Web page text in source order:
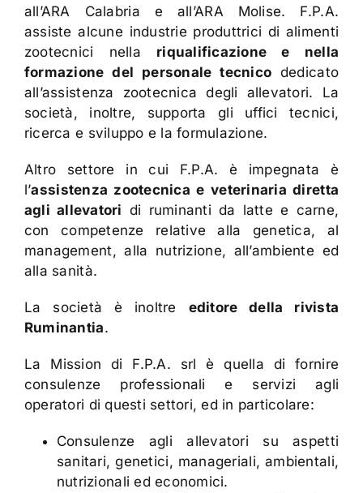
all’ARA Calabria e all’ARA Molise. F.P.A.
assiste alcune industrie produttrici di alimenti
zootecnici nella riqualificazione e nella
formazione del personale tecnico dedicato
all’assistenza zootecnica degli allevatori. La
società, inoltre, supporta gli uffici tecnici,
ricerca e sviluppo e la formulazione.
Altro settore in cui F.P.A. è impegnata è
l’assistenza zootecnica e veterinaria diretta
agli allevatori di ruminanti da latte e carne,
con competenze relative alla genetica, al
management, alla nutrizione, all’ambiente ed
alla sanità.
La società è inoltre editore della rivista
Ruminantia.
La Mission di F.P.A. srl è quella di fornire
consulenze professionali e servizi agli
operatori di questi settori, ed in particolare:
Consulenze agli allevatori su aspetti
sanitari, genetici, manageriali, ambientali,
nutrizionali ed economici.